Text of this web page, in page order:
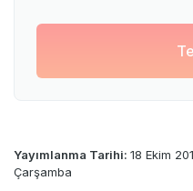
Yayımlanma Tarihi: 18 Ekim
Çarşamba